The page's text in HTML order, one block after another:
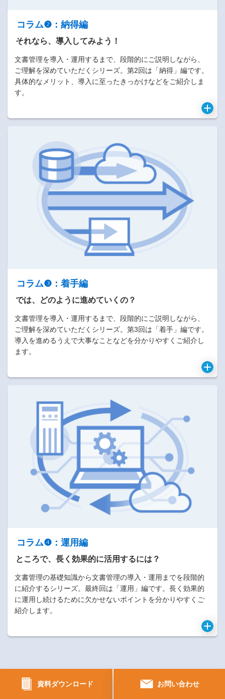
コラム❷：納得編
それなら、導入してみよう！
文書管理を導入・運用するまで、段階的にご説明しながら、
ご理解を深めていただくシリーズ。第2回は「納得」編です。
具体的なメリット、導入に至ったきっかけなどをご紹介しま
す。
コラム❸：着手編
では、どのように進めていくの？
文書管理を導入・運用するまで、段階的にご説明しながら、
ご理解を深めていただくシリーズ。第3回は「着手」編です。
導入を進めるうえで大事なことなどを分かりやすくご紹介し
ます。
コラム❹：運用編
ところで、長く効果的に活用するには？
文書管理の基礎知識から文書管理の導入・運用までを段階的
に紹介するシリーズ。最終回は「運用」編です。長く効果的
に運用し続けるために欠かせないポイントを分かりやすくご
紹介します。
アンケートから読み解く文書管理のいま
資料ダウンロード お問い合わせ